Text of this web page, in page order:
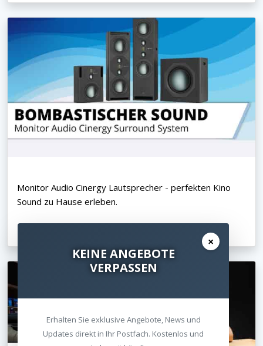
Monitor Audio Cinergy Lautsprecher - perfekten Kino
Sound zu Hause erleben.
×
KEINE ANGEBOTE
VERPASSEN
Erhalten Sie exklusive Angebote, News und
Updates direkt in Ihr Postfach. Kostenlos und